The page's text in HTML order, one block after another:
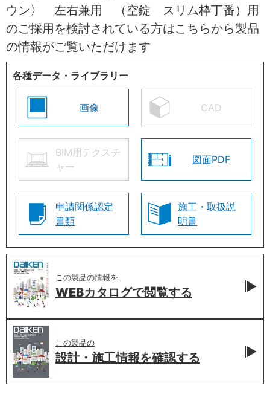
ウン〉 左右兼用 （空錠 スリム枠丁番）用
のご採用を検討されている方はこちらから製品
の情報がご覧いただけます
各種データ・ライブラリー
画像 CAD
BIM用テクスチ
ャー
図面PDF
申請関係認定
書類
施工・取扱説
明書
この製品の情報を
WEBカタログで閲覧する
この製品の
設計・施工情報を確認する